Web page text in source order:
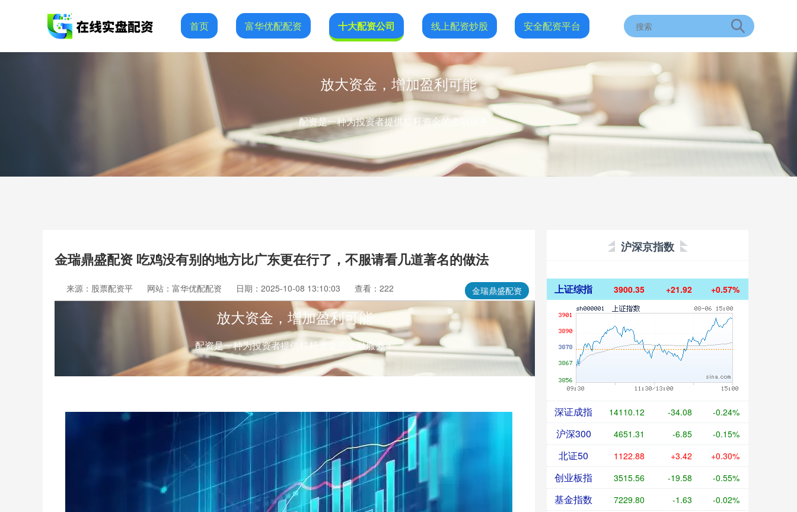
首页 富华优配配资 十大配资公司 线上配资炒股 安全配资平台
放大资金，增加盈利可能
配资是一种为投资者提供杠杆资金的金融服务！
金瑞鼎盛配资 吃鸡没有别的地方比广东更在行了，不服请看几道著名的做法
金瑞鼎盛配资
来源：股票配资平 网站：富华优配配资 日期：2025-10-08 13:10:03 查看：222
放大资金，增加盈利可能
配资是一种为投资者提供杠杆资金的金融服务！
沪深京指数
上证综指 3900.35 +21.92 +0.57%
深证成指 14110.12 -34.08 -0.24%
沪深300 4651.31 -6.85 -0.15%
北证50 1122.88 +3.42 +0.30%
创业板指 3515.56 -19.58 -0.55%
基金指数 7229.80 -1.63 -0.02%